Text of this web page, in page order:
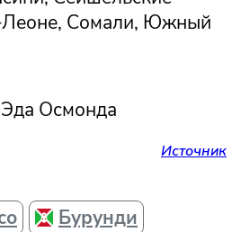
Леоне, Сомали, Южный
Осмонда
Источник
Бурунди